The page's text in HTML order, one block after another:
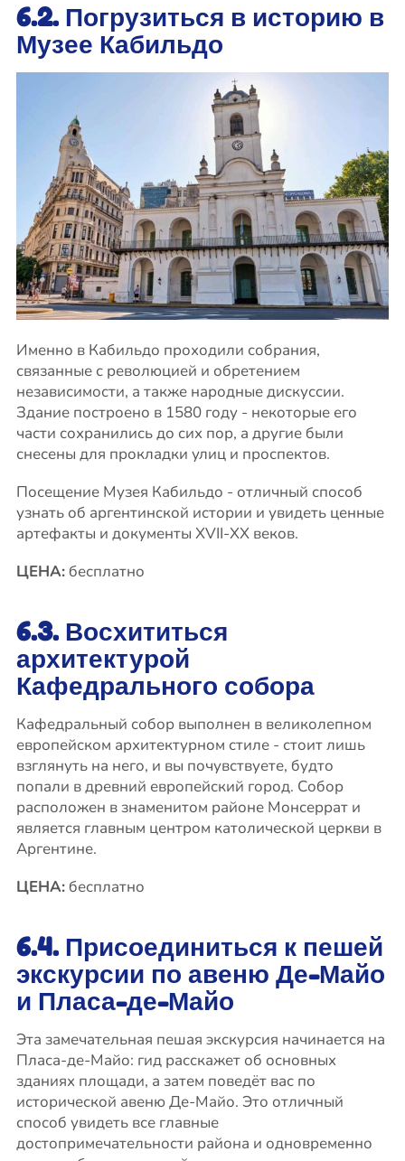
6.2. Погрузиться в историю в
Музее Кабильдо
Именно в Кабильдо проходили собрания,
связанные с революцией и обретением
независимости, а также народные дискуссии.
Здание построено в 1580 году - некоторые его
части сохранились до сих пор, а другие были
снесены для прокладки улиц и проспектов.
Посещение Музея Кабильдо - отличный способ
узнать об аргентинской истории и увидеть ценные
артефакты и документы XVII-XX веков.
ЦЕНА:бесплатно
6.3. Восхититься
архитектурой
Кафедрального собора
Кафедральный собор выполнен в великолепном
европейском архитектурном стиле - стоит лишь
взглянуть на него, и вы почувствуете, будто
попали в древний европейский город. Собор
расположен в знаменитом районе Монсеррат и
является главным центром католической церкви в
Аргентине.
ЦЕНА:бесплатно
6.4. Присоединиться к пешей
экскурсии по авеню Де-Майо
и Пласа-де-Майо
Эта замечательная пешая экскурсия начинается на
Пласа-де-Майо: гид расскажет об основных
зданиях площади, а затем поведёт вас по
исторической авеню Де-Майо. Это отличный
способ увидеть все главные
достопримечательности района и одновременно